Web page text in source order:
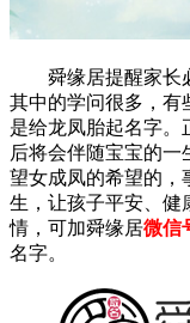
舜缘居提醒家长必
其中的学问很多，有
是给龙凤胎起名字。
后将会伴随宝宝的一
望女成凤的希望的，
生，让孩子平安、健
情，可加舜缘居微信
名字。